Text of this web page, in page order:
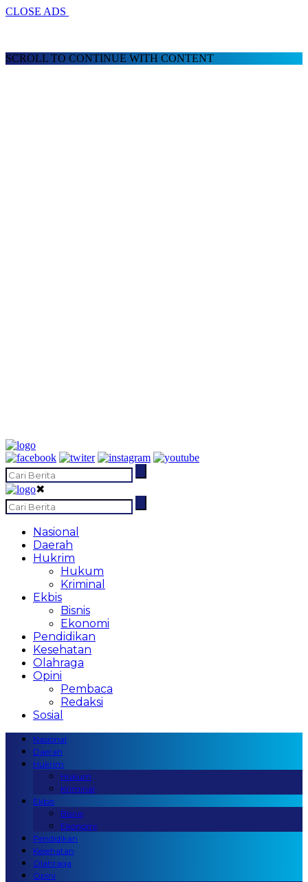
CLOSE ADS
SCROLL TO CONTINUE WITH CONTENT
✖
Nasional
Daerah
Hukrim
Hukum
Kriminal
Ekbis
Bisnis
Ekonomi
Pendidikan
Kesehatan
Olahraga
Opini
Pembaca
Redaksi
Sosial
Nasional
Daerah
Hukrim
Hukum
Kriminal
Ekbis
Bisnis
Ekonomi
Pendidikan
Kesehatan
Olahraga
Opini